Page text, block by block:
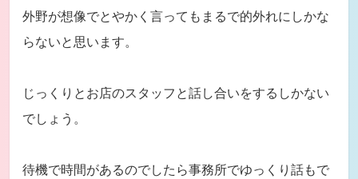
外野が想像でとやかく言ってもまるで的外れにしかな
らないと思います。
じっくりとお店のスタッフと話し合いをするしかない
でしょう。
待機で時間があるのでしたら事務所でゆっくり話もで